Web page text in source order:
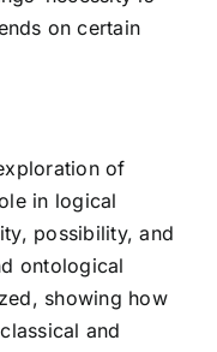
on certain
of
in logical
possibility, and
ontological
showing how
and